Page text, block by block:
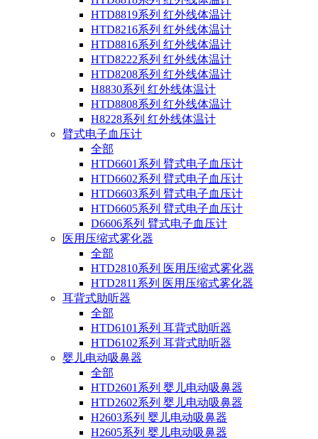
HTD8819系列 红外线体温计
HTD8216系列 红外线体温计
HTD8816系列 红外线体温计
HTD8222系列 红外线体温计
HTD8208系列 红外线体温计
H8830系列 红外线体温计
HTD8808系列 红外线体温计
H8228系列 红外线体温计
臂式电子血压计
全部
HTD6601系列 臂式电子血压计
HTD6602系列 臂式电子血压计
HTD6603系列 臂式电子血压计
HTD6605系列 臂式电子血压计
D6606系列 臂式电子血压计
医用压缩式雾化器
全部
HTD2810系列 医用压缩式雾化器
HTD2811系列 医用压缩式雾化器
耳背式助听器
全部
HTD6101系列 耳背式助听器
HTD6102系列 耳背式助听器
婴儿电动吸鼻器
全部
HTD2601系列 婴儿电动吸鼻器
HTD2602系列 婴儿电动吸鼻器
H2603系列 婴儿电动吸鼻器
H2605系列 婴儿电动吸鼻器